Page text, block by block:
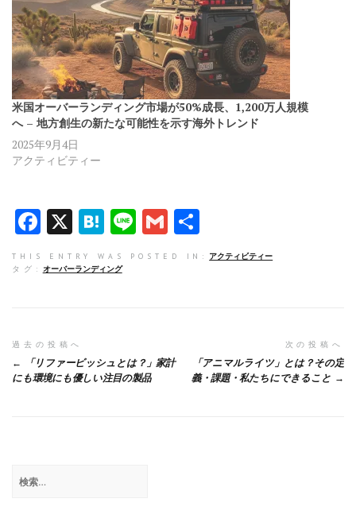
米国オーバーランディング市場が50%成長、1,200万人規模
へ – 地方創生の新たな可能性を示す海外トレンド
2025年9月4日
アクティビティー
F
a
ce
o
k
X H
at
e
Li
n
G
m 有
THIS ENTRY WAS POSTED IN:
アクティビティー
タグ: オーバーランディング
投
稿
ー
過去の投稿へ
「リファービッシュとは？」家計
にも環境にも優しい注目の製品
次の投稿へ
「アニマルライツ」とは？その定
義・課題・私たちにできること
索: